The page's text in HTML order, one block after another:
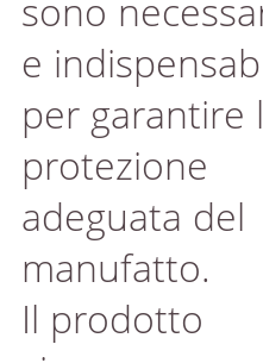
sono
e
per garantire
protezione
adeguata del
manufatto.
Il prodotto